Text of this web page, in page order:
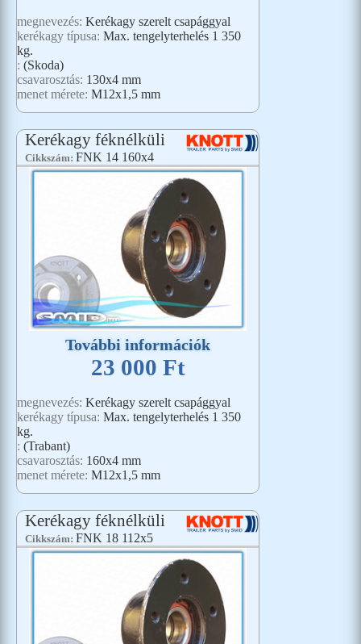
megnevezés: Kerékagy szerelt csapággyal
kerékagy típusa: Max. tengelyterhelés 1 350
kg.
: (Skoda)
csavarosztás: 130x4 mm
menet mérete: M12x1,5 mm
Kerékagy féknélküli
Cikkszám: FNK 14 160x4
További információk
23 000 Ft
megnevezés: Kerékagy szerelt csapággyal
kerékagy típusa: Max. tengelyterhelés 1 350
kg.
: (Trabant)
csavarosztás: 160x4 mm
menet mérete: M12x1,5 mm
Kerékagy féknélküli
Cikkszám: FNK 18 112x5